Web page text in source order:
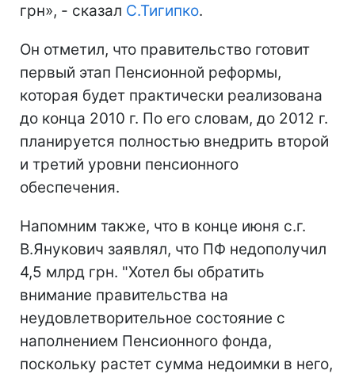
грн», - сказал С.Тигипко.
Он отметил, что правительство готовит
первый этап Пенсионной реформы,
которая будет практически реализована
до конца 2010 г. По его словам, до 2012 г.
планируется полностью внедрить второй
и третий уровни пенсионного
обеспечения.
Напомним также, что в конце июня с.г.
В.Янукович заявлял, что ПФ недополучил
4,5 млрд грн. "Хотел бы обратить
внимание правительства на
неудовлетворительное состояние с
наполнением Пенсионного фонда,
поскольку растет сумма недоимки в него,